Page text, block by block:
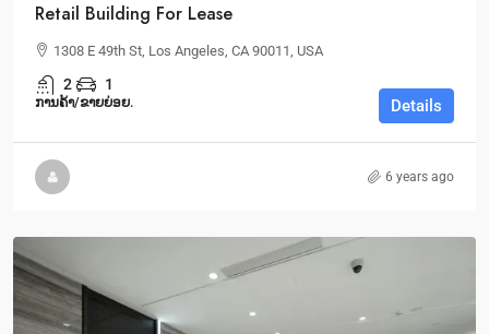
Retail Building For Lease
1308 E 49th St, Los Angeles, CA 90011, USA
2 1
ການຄ້າ/ຂາຍຍ່ອຍ. Details
6 years ago